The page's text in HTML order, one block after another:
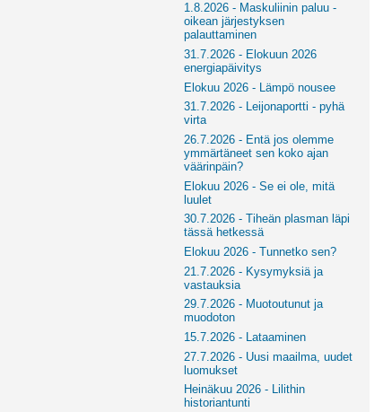
1.8.2026 - Maskuliinin paluu -
oikean järjestyksen
palauttaminen
31.7.2026 - Elokuun 2026
energiapäivitys
Elokuu 2026 - Lämpö nousee
31.7.2026 - Leijonaportti - pyhä
virta
26.7.2026 - Entä jos olemme
ymmärtäneet sen koko ajan
väärinpäin?
Elokuu 2026 - Se ei ole, mitä
luulet
30.7.2026 - Tiheän plasman läpi
tässä hetkessä
Elokuu 2026 - Tunnetko sen?
21.7.2026 - Kysymyksiä ja
vastauksia
29.7.2026 - Muotoutunut ja
muodoton
15.7.2026 - Lataaminen
27.7.2026 - Uusi maailma, uudet
luomukset
Heinäkuu 2026 - Lilithin
historiantunti